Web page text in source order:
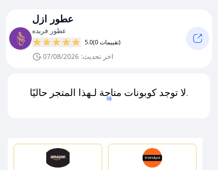
عطور ازل
عطور فريده
5.0 (0 تقييمات)
اخر تحديث: 07/08/2026
لا توجد كوبونات متاحة لـهذا المتجر حاليًا.